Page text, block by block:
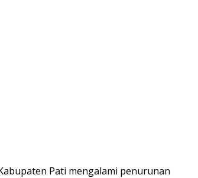
Pati mengalami penurunan